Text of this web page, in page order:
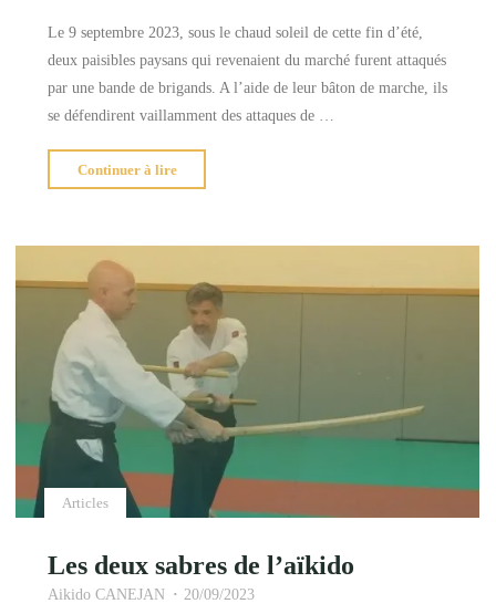
Le 9 septembre 2023, sous le chaud soleil de cette fin d’été,
deux paisibles paysans qui revenaient du marché furent attaqués
par une bande de brigands. A l’aide de leur bâton de marche, ils
se défendirent vaillamment des attaques de …
Continuer à lire
Canéjan"
Articles
Les deux sabres de l’aïkido
Aikido CANEJAN 20/09/2023